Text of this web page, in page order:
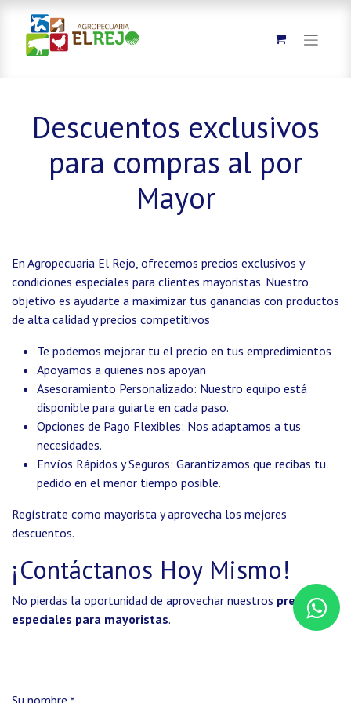
Descuentos exclusivos
para compras al por
Mayor
En Agropecuaria El Rejo, ofrecemos precios exclusivos y
condiciones especiales para clientes mayoristas. Nuestro
objetivo es ayudarte a maximizar tus ganancias con productos
de alta calidad y precios competitivos
Te podemos mejorar tu el precio en tus empredimientos
Apoyamos a quienes nos apoyan
Asesoramiento Personalizado: Nuestro equipo está
disponible para guiarte en cada paso.
Opciones de Pago Flexibles: Nos adaptamos a tus
necesidades.
Envíos Rápidos y Seguros: Garantizamos que recibas tu
pedido en el menor tiempo posible.
Regístrate como mayorista y aprovecha los mejores
descuentos.
¡Contáctanos Hoy Mismo!
No pierdas la oportunidad de aprovechar nuestros precios
especiales para mayoristas.
Su nombre